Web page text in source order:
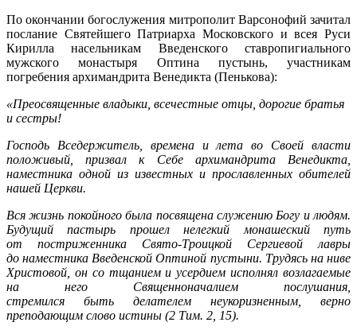
По окончании богослужения митрополит Варсонофий зачитал
послание Святейшего Патриарха Московского и всея Руси
Кирилла насельникам Введенского ставропигиального
мужского монастыря Оптина пустынь, участникам
погребения архимандрита Венедикта (Пенькова):
«Преосвященные владыки, всечестные отцы, дорогие братья
и сестры!
Господь Вседержитель, времена и лета во Своей власти
положивый, призвал к Себе архимандрита Венедикта,
наместника одной из известных и прославленных обителей
нашей Церкви.
Вся жизнь покойного была посвящена служению Богу и людям.
Будущий пастырь прошел нелегкий монашеский путь
от постриженника Свято-Троицкой Сергиевой лавры
до наместника Введенской Оптиной пустыни. Трудясь на ниве
Христовой, он со тщанием и усердием исполнял возлагаемые
на него Священноначалием послушания,
стремился быть делателем неукоризненным, верно
преподающим слово истины (2 Тим. 2, 15).